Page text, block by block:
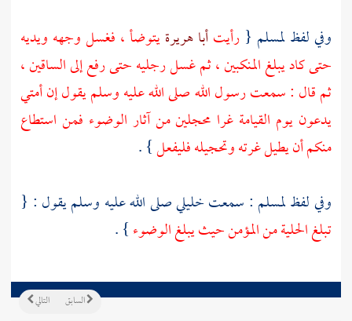
وفي لفظلمسلم {رأيتأبا هريرةيتوضأ ، فغسل وجهه ويديه
حتى كاد يبلغ المنكبين ، ثم غسل رجليه حتى رفع إلى الساقين ،
ثم قال : سمعت رسول الله صلى الله عليه وسلم يقول إن أمتي
يدعون يوم القيامة غرا محجلين من آثار الوضوء فمن استطاع
منكم أن يطيل غرته وتحجيله فليفعل} .
وفي لفظلمسلم : سمعت خليلي صلى الله عليه وسلم يقول : {
تبلغ الحلية من المؤمن حيث يبلغ الوضوء} .
التالي السابق